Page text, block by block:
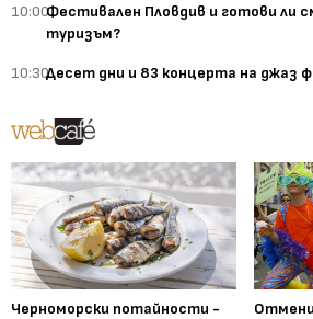
10:00Фестивален Пловдив и готови ли
туризъм?
10:30Десет дни и 83 концерта на джаз
Черноморски потайности -